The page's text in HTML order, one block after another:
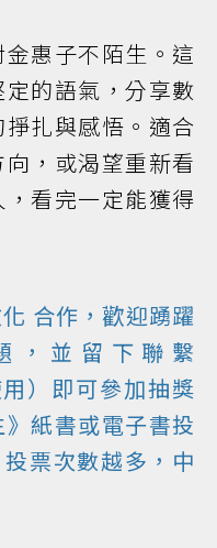
惠子不陌生。這
的語氣，分享數
扎與感悟。適合
，或渴望重新看
看完一定能獲得
合作，歡迎踴躍
，並留下聯繫
）即可參加抽獎
紙書或電子書投
票次數越多，中